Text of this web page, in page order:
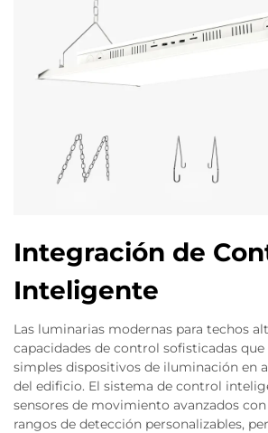
Integración de
Inteligente
Las luminarias modernas para techos
capacidades de control sofisticadas
simples dispositivos de iluminación en
del edificio. El sistema de control
sensores de movimiento avanzados
rangos de detección personalizables,